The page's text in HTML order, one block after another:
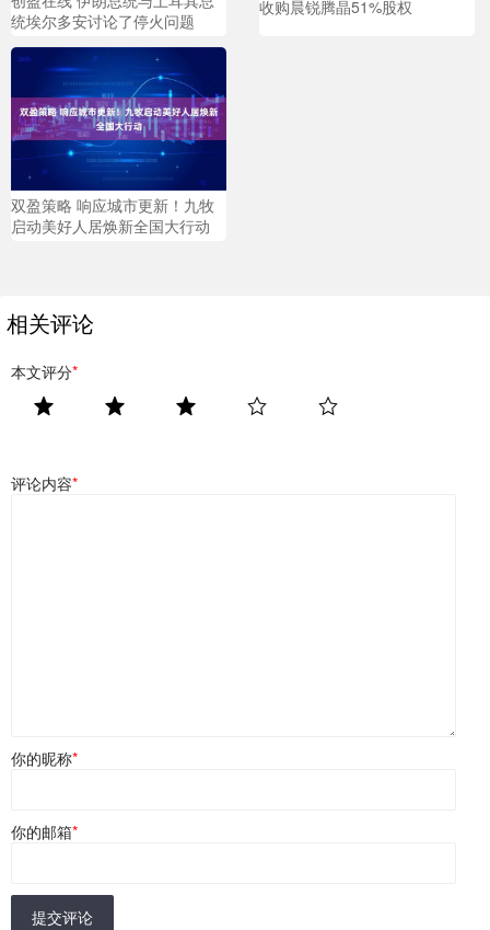
统埃尔多安讨论了停火问题
收购晨锐腾晶51%股权
双盈策略 响应城市更新！九牧
启动美好人居焕新全国大行动
相关评论
本文评分*
评论内容*
你的昵称*
你的邮箱*
提交评论